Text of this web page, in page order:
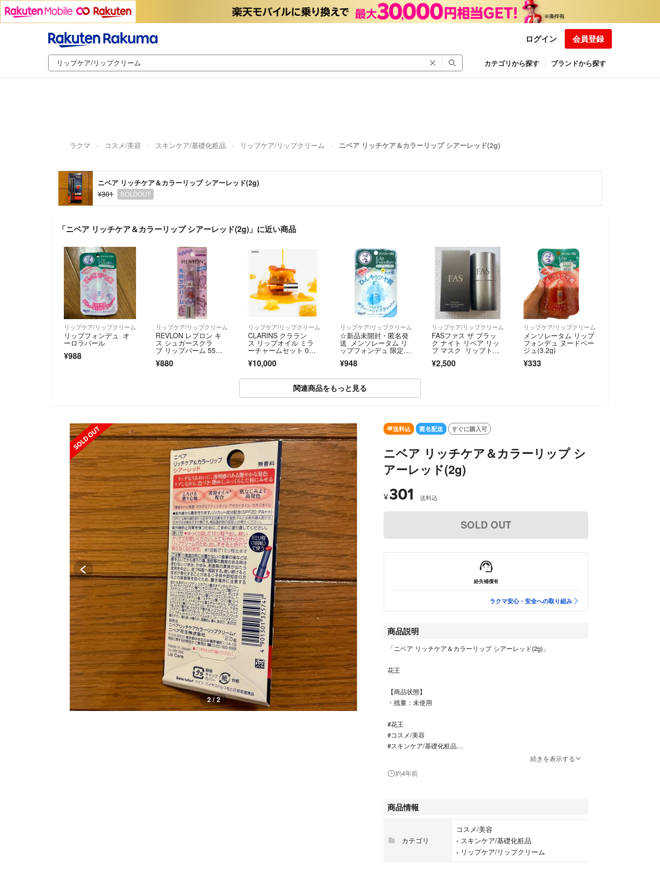
ログイン 会員登録
カテゴリから探す ブランドから探す
ラクマ コスメ/美容 スキンケア/基礎化粧品 リップケア/リップクリーム ニベア リッチケア＆カラーリップ シアーレッド(2g)
ニベア リッチケア＆カラーリップ シアーレッド(2g)
¥301
SOLDOUT
「ニベア リッチケア＆カラーリップ シアーレッド(2g)」に近い商品
リップケア/リップクリーム
リップフォンデュ オ
ーロラパール
¥988
リップケア/リップクリーム
REVLON レブロン キ
ス シュガースクラ
ブ リップバーム 55
7 アサイーベリー ポケ
ットモンスター ポケモ
¥880
リップケア/リップクリーム
CLARINS クララン
ス リップオイル ミラ
ーチャームセット 0
1 ハニー
¥10,000
リップケア/リップクリーム
☆新品未開封・匿名発
送 メンソレータム リ
ップフォンデュ 限定
色 アイシーブルー１本
☆
¥948
リップケア/リップクリーム
FASファス ザ ブラッ
ク ナイト リペア リッ
プ マスク リップトリ
ートメント
¥2,500
リップケア/リップクリーム
メンソレータム リップ
フォンデュ ヌードベー
ジュ(3.2g)
¥333
関連商品をもっと見る
SOLD OUT
2 / 2
送料込 匿名配送 すぐに購入可
ニベア リッチケア＆カラーリップ シ
アーレッド(2g)
¥301 送料込
SOLD OUT
紛失補償有
ラクマ安心・安全への取り組み
商品説明
「ニベア リッチケア＆カラーリップ シアーレッド(2g)」
花王
【商品状態】
・残量：未使用
#花王
#コスメ/美容
#スキンケア/基礎化粧品
続きを表示する
約4年前
商品情報
カテゴリ
コスメ/美容
› スキンケア/基礎化粧品
› リップケア/リップクリーム